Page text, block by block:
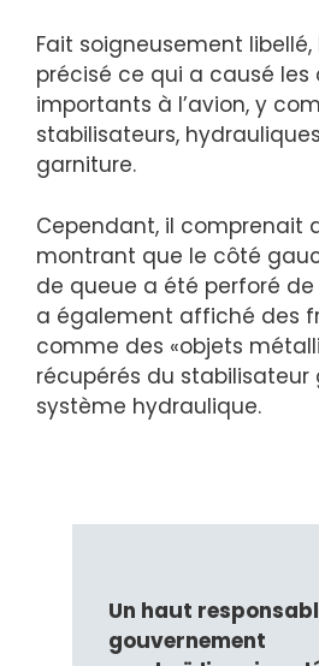
Fait soigneusement libellé,
précisé ce qui a causé
importants à l’avion, y
stabilisateurs,
garniture.
Cependant, il comprenait
montrant que le côté
de queue a été perforé de
a également affiché des
comme des «objets
récupérés du
système hydraulique.
Un haut
gouvernement